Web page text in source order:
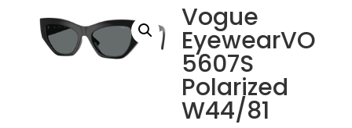
Vogue
EyewearVO
5607S
Polarized
W44/81